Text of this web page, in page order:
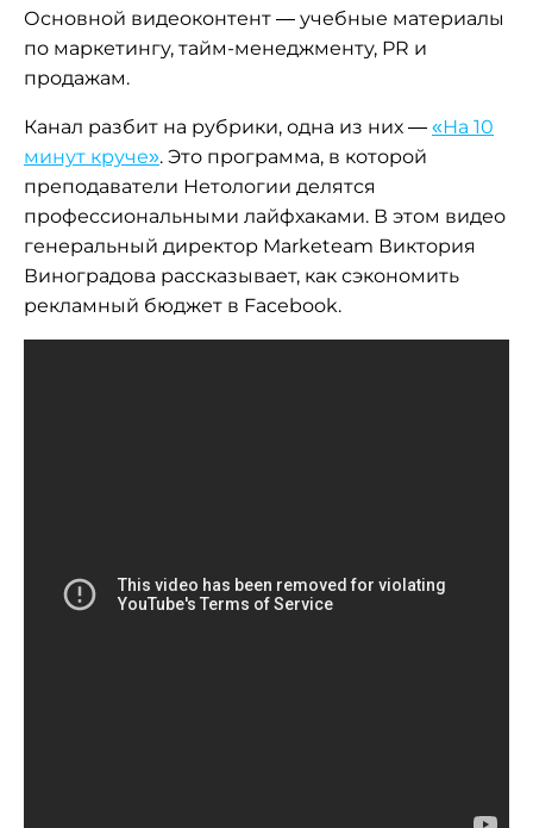
Основной видеоконтент — учебные материалы
по маркетингу, тайм-менеджменту, PR и
продажам.
Канал разбит на рубрики, одна из них — «На 10
минут круче». Это программа, в которой
преподаватели Нетологии делятся
профессиональными лайфхаками. В этом видео
генеральный директор Marketeam Виктория
Виноградова рассказывает, как сэкономить
рекламный бюджет в Facebook.